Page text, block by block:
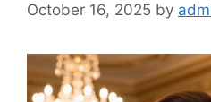
October 16, 2025 by